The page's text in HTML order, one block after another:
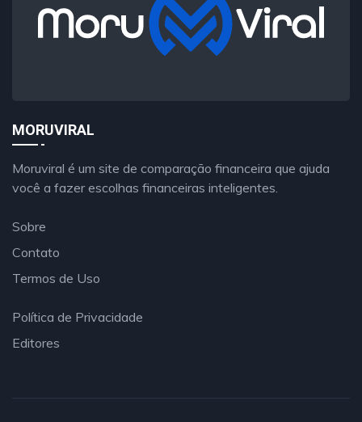
MORUVIRAL
Moruviral é um site de comparação financeira que ajuda
você a fazer escolhas financeiras inteligentes.
Sobre
Contato
Termos de Uso
Política de Privacidade
Editores